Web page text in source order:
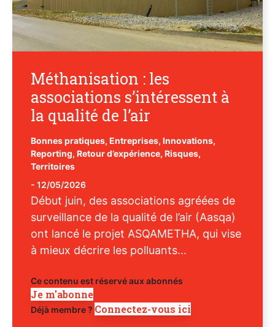
Méthanisation : les
associations s’intéressent à
la qualité de l’air
Bonnes pratiques, Entreprises, Innovations,
Reporting, Retour d’expérience, Risques,
Territoires
- 12/05/2026
Début juin, des associations agréées de
surveillance de la qualité de l’air (Aasqa)
ont lancé le projet ASQAMETHA, qui vise
à mieux décrire les polluants...
Ce contenu est réservé aux abonnés
Je m'abonne
Déjà membre ? Connectez-vous ici